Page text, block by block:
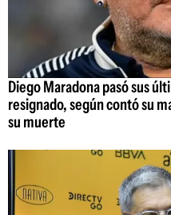
Diego Maradona pasó sus
resignado, según contó su
su muerte